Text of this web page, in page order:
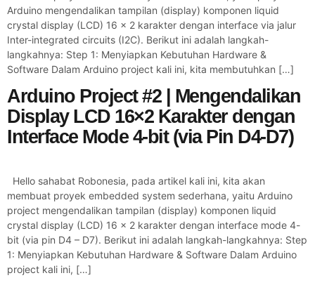
Arduino mengendalikan tampilan (display) komponen liquid
crystal display (LCD) 16 x 2 karakter dengan interface via jalur
Inter-integrated circuits (I2C). Berikut ini adalah langkah-
langkahnya: Step 1: Menyiapkan Kebutuhan Hardware &
Software Dalam Arduino project kali ini, kita membutuhkan […]
Arduino Project #2 | Mengendalikan
Display LCD 16×2 Karakter dengan
Interface Mode 4-bit (via Pin D4-D7)
Hello sahabat Robonesia, pada artikel kali ini, kita akan
membuat proyek embedded system sederhana, yaitu Arduino
project mengendalikan tampilan (display) komponen liquid
crystal display (LCD) 16 x 2 karakter dengan interface mode 4-
bit (via pin D4 – D7). Berikut ini adalah langkah-langkahnya: Step
1: Menyiapkan Kebutuhan Hardware & Software Dalam Arduino
project kali ini, […]